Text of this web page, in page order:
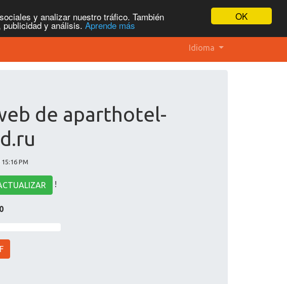
OK
y analizar nuestro tráfico. También
y análisis. Aprende más
Idioma
de aparthotel-
PM
!